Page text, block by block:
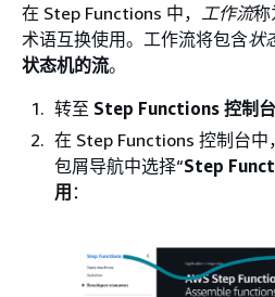
在 Step Functions 中， 工作流称
术语互换使用。工作流将包含状
状态机的流。
转至 Step Functions 控制台
在 Step Functions 控制台
包屑导航中选择“Step
用 ：